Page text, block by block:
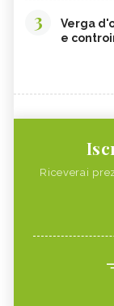
3
Verga
e
Riceverai